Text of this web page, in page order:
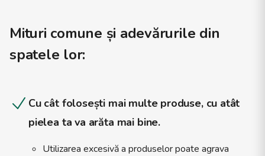
Mituri comune și adevărurile din
spatele lor:
Cu cât folosești mai multe produse, cu atât
pielea ta va arăta mai bine.
Utilizarea excesivă a produselor poate agrava